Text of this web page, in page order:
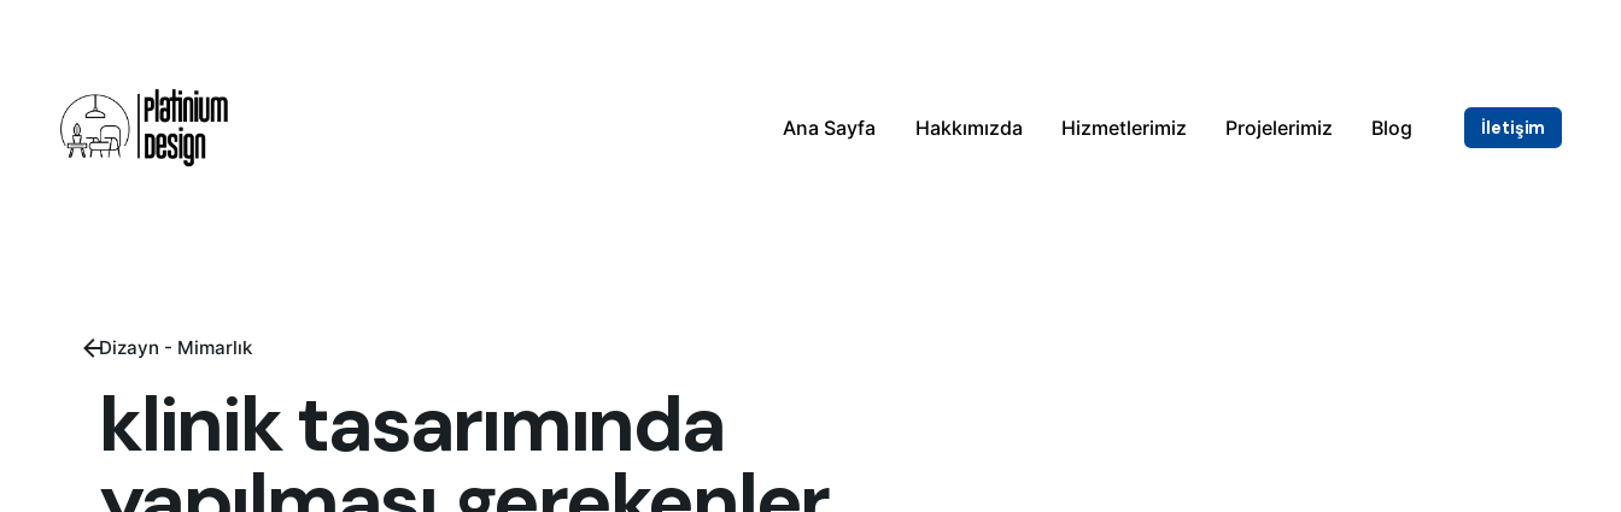
Ana Sayfa Hakkımızda Hizmetlerimiz Projelerimiz Blog İletişim
Dizayn - Mimarlık
klinik tasarımında